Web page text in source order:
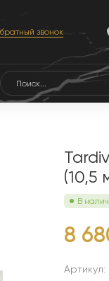
звонок
(10,5
В
8
Артикул: